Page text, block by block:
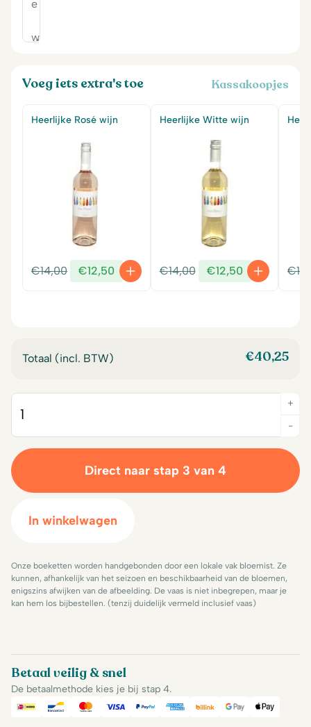
Voeg iets extra's toe Kassakoopjes
Heerlijke Rosé wijn
€14,00
Oorspronkelijke
prijs
€12,50
Huidige
prijs
Heerlijke Witte wijn
€14,00
Oorspronkelijke
prijs
€12,50
Huidige
prijs
€
Totaal (incl. BTW) €40,25
-
+
Direct naar stap 3 van 4
In winkelwagen
Onze boeketten worden handgebonden door een lokale vak bloemist. Ze
kunnen, afhankelijk van het seizoen en beschikbaarheid van de bloemen,
enigszins afwijken van de afbeelding. De vaas is niet inbegrepen, maar je
kan hem los bijbestellen. (tenzij duidelijk vermeld inclusief vaas)
Betaal veilig & snel
De betaalmethode kies je bij stap 4.
iDeal Bancontact
Mastercard
Visa PayPalAmerican Express
BillinkGoogle Pay
Apple